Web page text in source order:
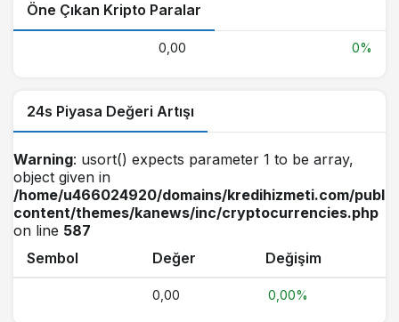
Öne Çıkan Kripto Paralar
0,00 0%
24s Piyasa Değeri Artışı
Warning: usort() expects parameter 1 to be array,
object given in
/home/u466024920/domains/kredihizmeti.com/
content/themes/kanews/inc/cryptocurrencies.php
on line 587
Sembol
Değer Değişim
0,00 0,00%